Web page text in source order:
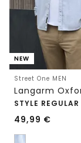
NEW
Street One MEN
STYLE
49,99 €